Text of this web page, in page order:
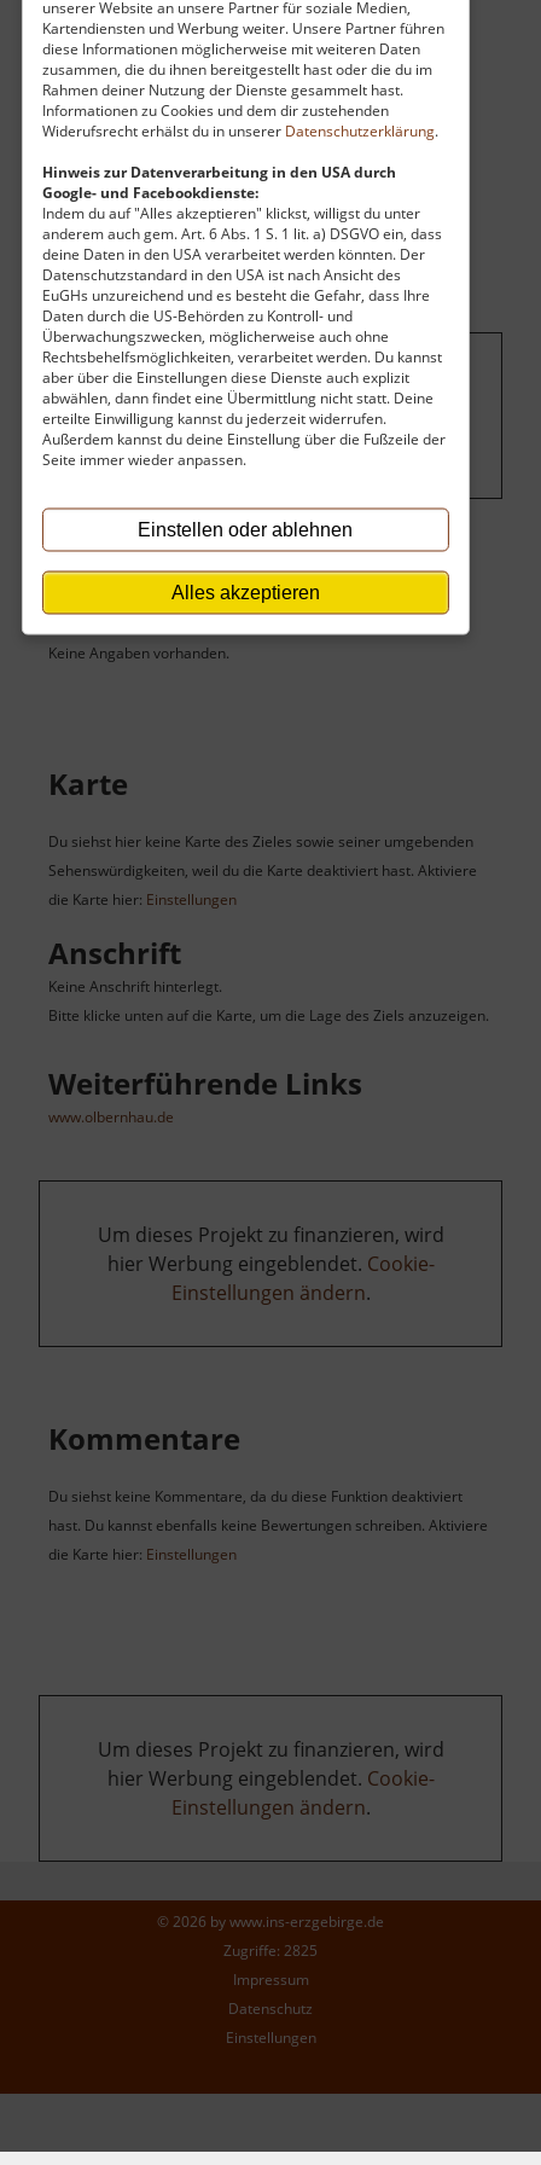
unserer Website an unsere Partner für soziale Medien,
Kartendiensten und Werbung weiter. Unsere Partner führen
diese Informationen möglicherweise mit weiteren Daten
zusammen, die du ihnen bereitgestellt hast oder die du im
Rahmen deiner Nutzung der Dienste gesammelt hast.
Informationen zu Cookies und dem dir zustehenden
Widerufsrecht erhälst du in unserer Datenschutzerklärung.
Hinweis zur Datenverarbeitung in den USA durch
Google- und Facebookdienste:
Indem du auf "Alles akzeptieren" klickst, willigst du unter
anderem auch gem. Art. 6 Abs. 1 S. 1 lit. a) DSGVO ein, dass
deine Daten in den USA verarbeitet werden könnten. Der
Datenschutzstandard in den USA ist nach Ansicht des
EuGHs unzureichend und es besteht die Gefahr, dass Ihre
Daten durch die US-Behörden zu Kontroll- und
Überwachungszwecken, möglicherweise auch ohne
Rechtsbehelfsmöglichkeiten, verarbeitet werden. Du kannst
aber über die Einstellungen diese Dienste auch explizit
abwählen, dann findet eine Übermittlung nicht statt. Deine
erteilte Einwilligung kannst du jederzeit widerrufen.
Außerdem kannst du deine Einstellung über die Fußzeile der
Seite immer wieder anpassen.
Einstellen oder ablehnen
Alles akzeptieren
gestaltet. Je nach Station kann man dahin
wandern oder auch mit dem Auto fahren.
Um dieses Projekt zu finanzieren, wird
hier Werbung eingeblendet.Cookie-
Einstellungen ändern.
Eintritt
Der Eintritt ist kostenlos.
Keine Angaben vorhanden.
Karte
Du siehst hier keine Karte des Zieles sowie seiner umgebenden
Sehenswürdigkeiten, weil du die Karte deaktiviert hast. Aktiviere
die Karte hier: Einstellungen
Anschrift
Keine Anschrift hinterlegt.
Bitte klicke unten auf die Karte, um die Lage des Ziels anzuzeigen.
Weiterführende Links
www.olbernhau.de
Um dieses Projekt zu finanzieren, wird
hier Werbung eingeblendet. Cookie-
Einstellungen ändern.
Kommentare
Du siehst keine Kommentare, da du diese Funktion deaktiviert
hast. Du kannst ebenfalls keine Bewertungen schreiben. Aktiviere
die Karte hier: Einstellungen
Um dieses Projekt zu finanzieren, wird
hier Werbung eingeblendet. Cookie-
Einstellungen ändern.
© 2026 bywww.ins-erzgebirge.de
Zugriffe: 2825
Impressum
Datenschutz
Einstellungen